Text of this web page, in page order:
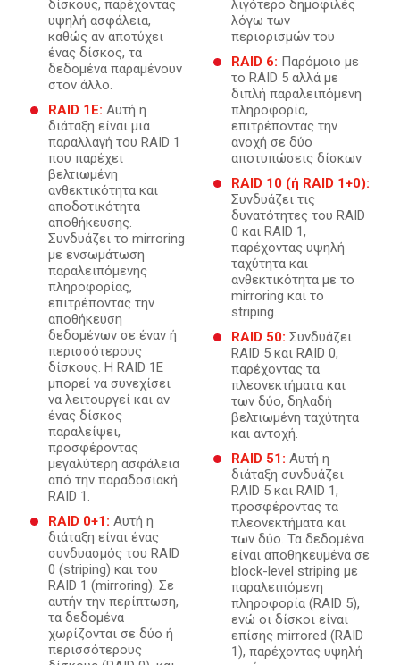
δίσκους, παρέχοντας
υψηλή ασφάλεια,
καθώς αν αποτύχει
ένας δίσκος, τα
δεδομένα παραμένουν
στον άλλο.
RAID 1E: Αυτή η
διάταξη είναι μια
παραλλαγή του RAID 1
που παρέχει
βελτιωμένη
ανθεκτικότητα και
αποδοτικότητα
αποθήκευσης.
Συνδυάζει το mirroring
με ενσωμάτωση
παραλειπόμενης
πληροφορίας,
επιτρέποντας την
αποθήκευση
δεδομένων σε έναν ή
περισσότερους
δίσκους. Η RAID 1E
μπορεί να συνεχίσει
να λειτουργεί και αν
ένας δίσκος
παραλείψει,
προσφέροντας
μεγαλύτερη ασφάλεια
από την παραδοσιακή
RAID 1.
RAID 0+1: Αυτή η
διάταξη είναι ένας
συνδυασμός του RAID
0 (striping) και του
RAID 1 (mirroring). Σε
αυτήν την περίπτωση,
τα δεδομένα
χωρίζονται σε δύο ή
περισσότερους
λιγότερο δημοφιλές
λόγω των
περιορισμών του
RAID 6: Παρόμοιο με
το RAID 5 αλλά με
διπλή παραλειπόμενη
πληροφορία,
επιτρέποντας την
ανοχή σε δύο
αποτυπώσεις δίσκων
RAID 10 (ή RAID 1+0):
Συνδυάζει τις
δυνατότητες του RAID
0 και RAID 1,
παρέχοντας υψηλή
ταχύτητα και
ανθεκτικότητα με το
mirroring και το
striping.
RAID 50: Συνδυάζει
RAID 5 και RAID 0,
παρέχοντας τα
πλεονεκτήματα και
των δύο, δηλαδή
βελτιωμένη ταχύτητα
και αντοχή.
RAID 51: Αυτή η
διάταξη συνδυάζει
RAID 5 και RAID 1,
προσφέροντας τα
πλεονεκτήματα και
των δύο. Τα δεδομένα
είναι αποθηκευμένα σε
block-level striping με
παραλειπόμενη
πληροφορία (RAID 5),
ενώ οι δίσκοι είναι
επίσης mirrored (RAID
1), παρέχοντας υψηλή